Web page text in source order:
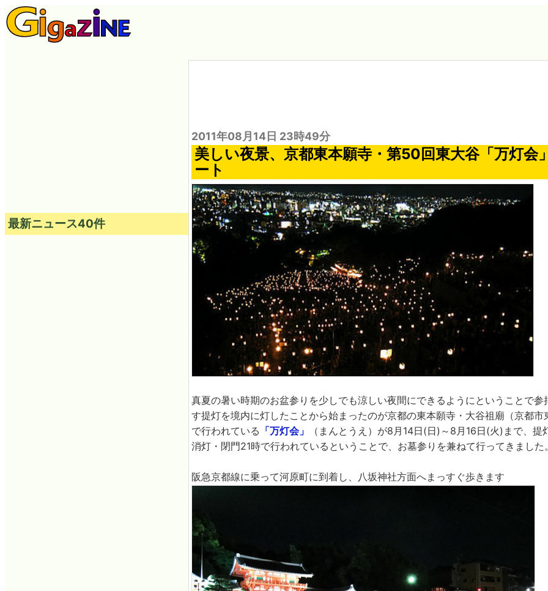
2011年08月14日 23時49分
美しい夜景、京都東本願寺・第50回東大谷「万灯会
ート
真夏の暑い時期のお盆参りを少しでも涼しい夜間にできるようにということで参
す提灯を境内に灯したことから始まったのが京都の東本願寺・大谷祖廟（京都
で行われている 「万灯会」
（まんとうえ）が8月14日(日)～8月16日(火)まで、提
消灯・閉門21時で行われているということで、お墓参りを兼ねて行ってきました
阪急京都線に乗って河原町に到着し、八坂神社方面へまっすぐ歩きます
最新ニュース40件